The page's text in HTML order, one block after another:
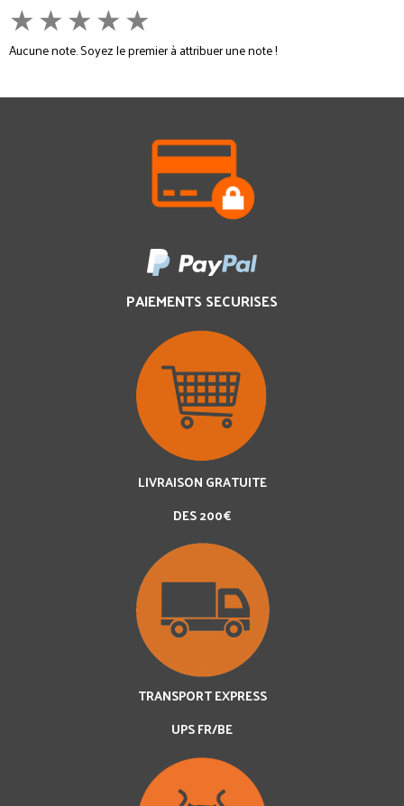
★★★★★
Aucune note. Soyez le premier à attribuer une note !
PAIEMENTS SECURISES
LIVRAISON GRATUITE
DES 200€
TRANSPORT EXPRESS
UPS FR/BE